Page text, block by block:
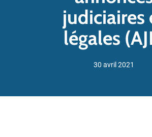
judiciaires
légales
30 avril 2021